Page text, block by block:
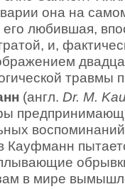
она на
любившая,
и,
травмы
(англ. Dr. M.
Кауфманн
в мире